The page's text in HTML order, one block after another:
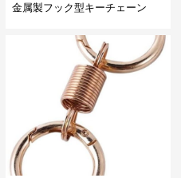
金属製フック型キーチェーン